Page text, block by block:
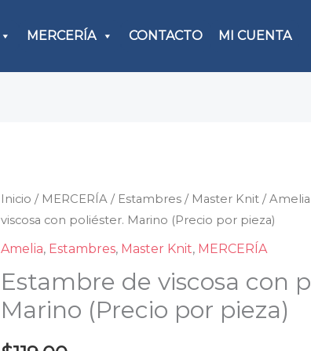
MERCERÍA CONTACTO MI CUENTA
Inicio / MERCERÍA / Estambres / Master Knit /Amelia
viscosa con poliéster. Marino (Precio por pieza)
Amelia, Estambres, Master Knit, MERCERÍA
Estambre de viscosa con
Marino (Precio por pieza)
Estambre
de
viscosa
poliéster.
Marino